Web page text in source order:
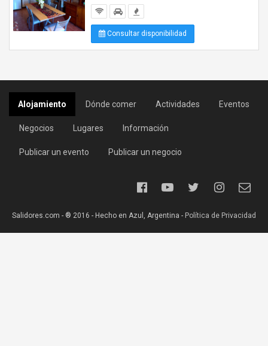
Consultar disponibilidad
Alojamiento Dónde comer Actividades Eventos
Negocios Lugares Información
Publicar un evento Publicar un negocio
Salidores.com - ® 2016 - Hecho en Azul, Argentina - Política de Privacidad